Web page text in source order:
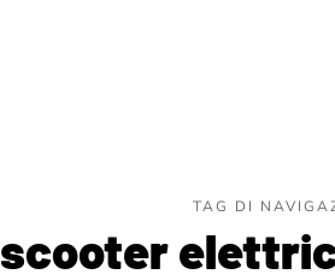
TAG DI
scooter